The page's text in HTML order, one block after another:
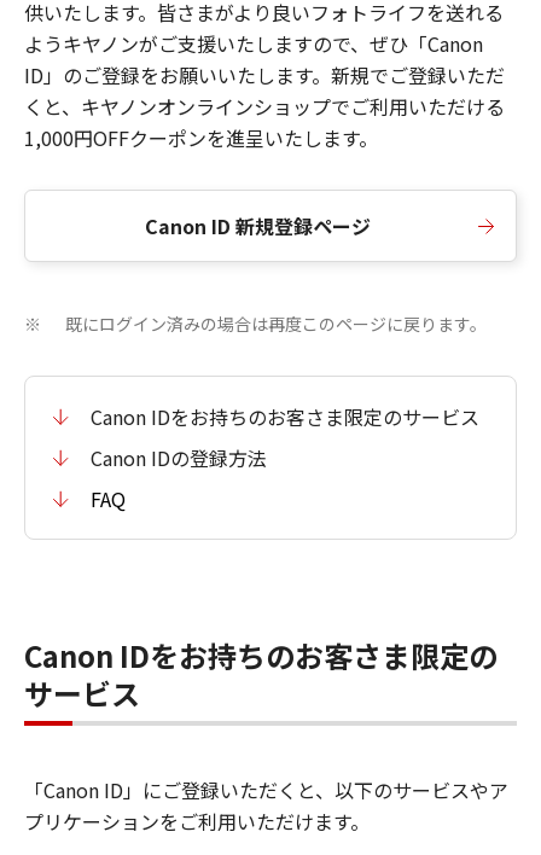
供いたします。皆さまがより良いフォトライフを送れる
ようキヤノンがご支援いたしますので、ぜひ「Canon
ID」のご登録をお願いいたします。新規でご登録いただ
くと、キヤノンオンラインショップでご利用いただける
1,000円OFFクーポンを進呈いたします。
Canon ID 新規登録ページ
※ 既にログイン済みの場合は再度このページに戻ります。
Canon IDをお持ちのお客さま限定のサービス
Canon IDの登録方法
FAQ
Canon IDをお持ちのお客さま限定の
サービス
「Canon ID」にご登録いただくと、以下のサービスやア
プリケーションをご利用いただけます。